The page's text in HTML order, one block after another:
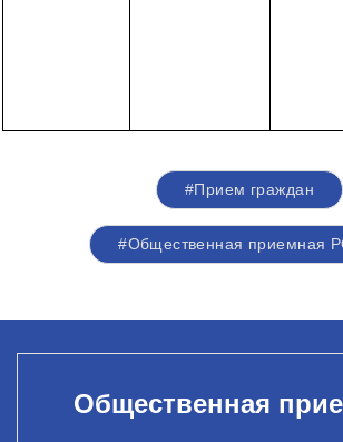
#Прием граждан
#Общественная приемная
Общественная